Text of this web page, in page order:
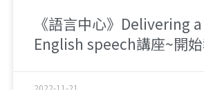
《語言中心》Delivering
English speech講座~開
2022-11-21